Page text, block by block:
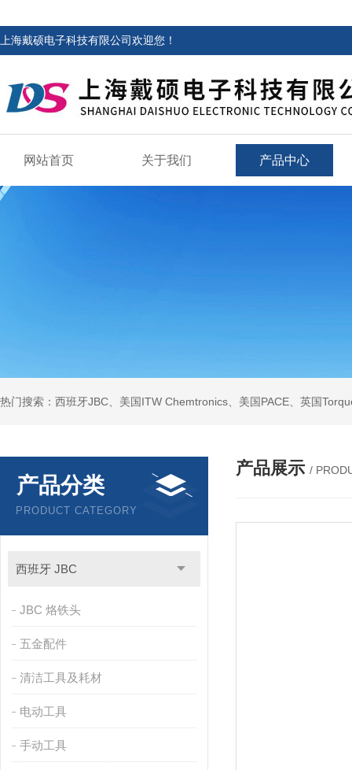
上海戴硕电子科技有限公司欢迎您！
网站首页 关于我们 产品中心
产品分类
PRODUCT CATEGORY
西班牙 JBC
JBC 烙铁头
五金配件
清洁工具及耗材
电动工具
手动工具
产品展示 /